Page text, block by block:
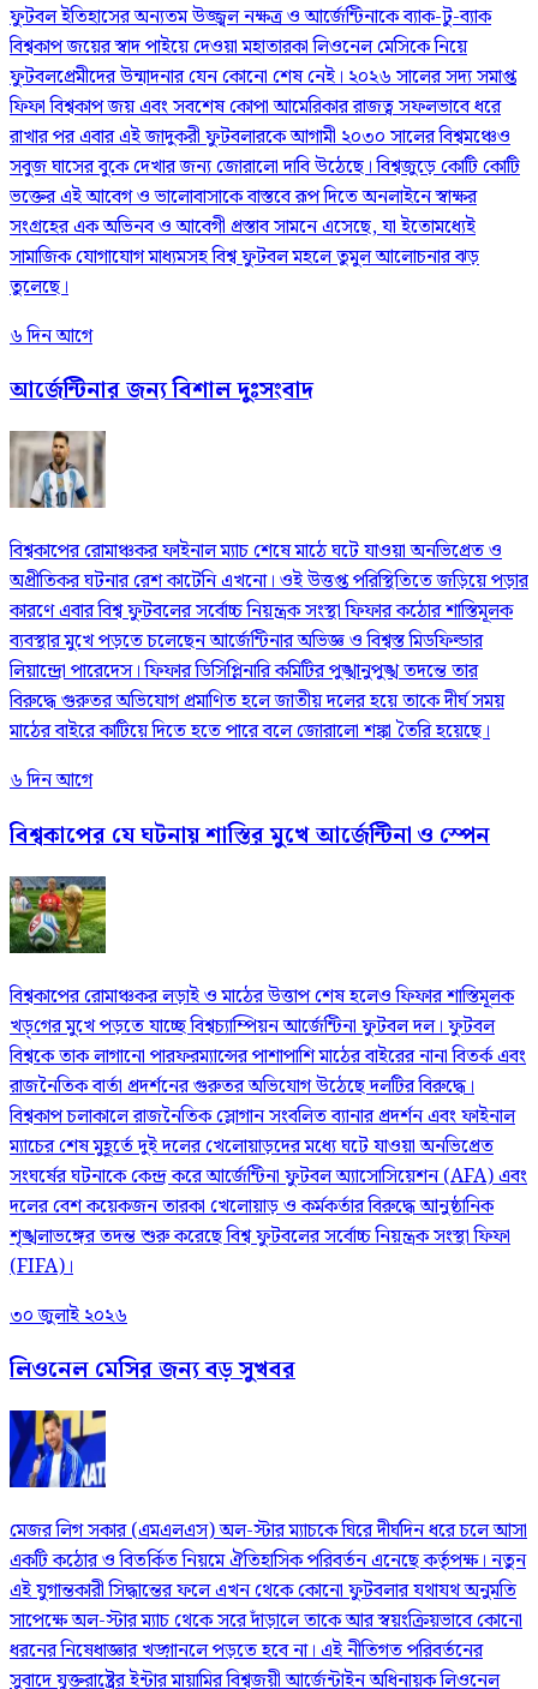
ফুটবল ইতিহাসের অন্যতম উজ্জ্বল নক্ষত্র ও আর্জেন্টিনাকে ব্যাক-টু-ব্যাক
বিশ্বকাপ জয়ের স্বাদ পাইয়ে দেওয়া মহাতারকা লিওনেল মেসিকে নিয়ে
ফুটবলপ্রেমীদের উন্মাদনার যেন কোনো শেষ নেই। ২০২৬ সালের সদ্য সমাপ্ত
ফিফা বিশ্বকাপ জয় এবং সবশেষ কোপা আমেরিকার রাজত্ব সফলভাবে ধরে
রাখার পর এবার এই জাদুকরী ফুটবলারকে আগামী ২০৩০ সালের বিশ্বমঞ্চেও
সবুজ ঘাসের বুকে দেখার জন্য জোরালো দাবি উঠেছে। বিশ্বজুড়ে কোটি কোটি
ভক্তের এই আবেগ ও ভালোবাসাকে বাস্তবে রূপ দিতে অনলাইনে স্বাক্ষর
সংগ্রহের এক অভিনব ও আবেগী প্রস্তাব সামনে এসেছে, যা ইতোমধ্যেই
সামাজিক যোগাযোগ মাধ্যমসহ বিশ্ব ফুটবল মহলে তুমুল আলোচনার ঝড়
তুলেছে।
৬ দিন আগে
আর্জেন্টিনার জন্য বিশাল দুঃসংবাদ
বিশ্বকাপের রোমাঞ্চকর ফাইনাল ম্যাচ শেষে মাঠে ঘটে যাওয়া অনভিপ্রেত ও
অপ্রীতিকর ঘটনার রেশ কাটেনি এখনো। ওই উত্তপ্ত পরিস্থিতিতে জড়িয়ে পড়ার
কারণে এবার বিশ্ব ফুটবলের সর্বোচ্চ নিয়ন্ত্রক সংস্থা ফিফার কঠোর শাস্তিমূলক
ব্যবস্থার মুখে পড়তে চলেছেন আর্জেন্টিনার অভিজ্ঞ ও বিশ্বস্ত মিডফিল্ডার
লিয়ান্দ্রো পারেদেস। ফিফার ডিসিপ্লিনারি কমিটির পুঙ্খানুপুঙ্খ তদন্তে তার
বিরুদ্ধে গুরুতর অভিযোগ প্রমাণিত হলে জাতীয় দলের হয়ে তাকে দীর্ঘ সময়
মাঠের বাইরে কাটিয়ে দিতে হতে পারে বলে জোরালো শঙ্কা তৈরি হয়েছে।
৬ দিন আগে
বিশ্বকাপের যে ঘটনায় শাস্তির মুখে আর্জেন্টিনা ও স্পেন
বিশ্বকাপের রোমাঞ্চকর লড়াই ও মাঠের উত্তাপ শেষ হলেও ফিফার শাস্তিমূলক
খড়্‌গের মুখে পড়তে যাচ্ছে বিশ্বচ্যাম্পিয়ন আর্জেন্টিনা ফুটবল দল। ফুটবল
বিশ্বকে তাক লাগানো পারফরম্যান্সের পাশাপাশি মাঠের বাইরের নানা বিতর্ক এবং
রাজনৈতিক বার্তা প্রদর্শনের গুরুতর অভিযোগ উঠেছে দলটির বিরুদ্ধে।
বিশ্বকাপ চলাকালে রাজনৈতিক স্লোগান সংবলিত ব্যানার প্রদর্শন এবং ফাইনাল
ম্যাচের শেষ মুহূর্তে দুই দলের খেলোয়াড়দের মধ্যে ঘটে যাওয়া অনভিপ্রেত
সংঘর্ষের ঘটনাকে কেন্দ্র করে আর্জেন্টিনা ফুটবল অ্যাসোসিয়েশন (AFA) এবং
দলের বেশ কয়েকজন তারকা খেলোয়াড় ও কর্মকর্তার বিরুদ্ধে আনুষ্ঠানিক
শৃঙ্খলাভঙ্গের তদন্ত শুরু করেছে বিশ্ব ফুটবলের সর্বোচ্চ নিয়ন্ত্রক সংস্থা ফিফা
(FIFA)।
৩০ জুলাই ২০২৬
লিওনেল মেসির জন্য বড় সুখবর
মেজর লিগ সকার (এমএলএস) অল-স্টার ম্যাচকে ঘিরে দীর্ঘদিন ধরে চলে আসা
একটি কঠোর ও বিতর্কিত নিয়মে ঐতিহাসিক পরিবর্তন এনেছে কর্তৃপক্ষ। নতুন
এই যুগান্তকারী সিদ্ধান্তের ফলে এখন থেকে কোনো ফুটবলার যথাযথ অনুমতি
সাপেক্ষে অল-স্টার ম্যাচ থেকে সরে দাঁড়ালে তাকে আর স্বয়ংক্রিয়ভাবে কোনো
ধরনের নিষেধাজ্ঞার খড়্গানলে পড়তে হবে না। এই নীতিগত পরিবর্তনের
সুবাদে যুক্তরাষ্ট্রের ইন্টার মায়ামির বিশ্বজয়ী আর্জেন্টাইন অধিনায়ক লিওনেল